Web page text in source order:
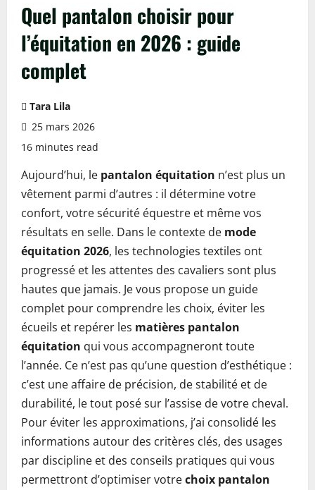
Quel pantalon choisir pour
l’équitation en 2026 : guide
complet
Tara Lila
25 mars 2026
16 minutes read
Aujourd’hui, le pantalon équitation n’est plus un
vêtement parmi d’autres : il détermine votre
confort, votre sécurité équestre et même vos
résultats en selle. Dans le contexte de mode
équitation 2026, les technologies textiles ont
progressé et les attentes des cavaliers sont plus
hautes que jamais. Je vous propose un guide
complet pour comprendre les choix, éviter les
écueils et repérer les matières pantalon
équitation qui vous accompagneront toute
l’année. Ce n’est pas qu’une question d’esthétique :
c’est une affaire de précision, de stabilité et de
durabilité, le tout posé sur l’assise de votre cheval.
Pour éviter les approximations, j’ai consolidé les
informations autour des critères clés, des usages
par discipline et des conseils pratiques qui vous
permettront d’optimiser votrechoix pantalon